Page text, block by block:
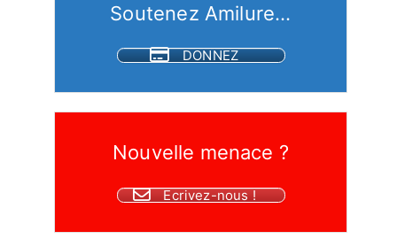
Soutenez Amilure...
DONNEZ
Nouvelle menace ?
Ecrivez-nous !